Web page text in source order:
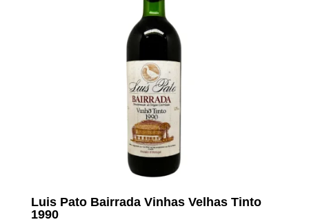
Luis Pato Bairrada Vinhas Velhas Tinto
1990